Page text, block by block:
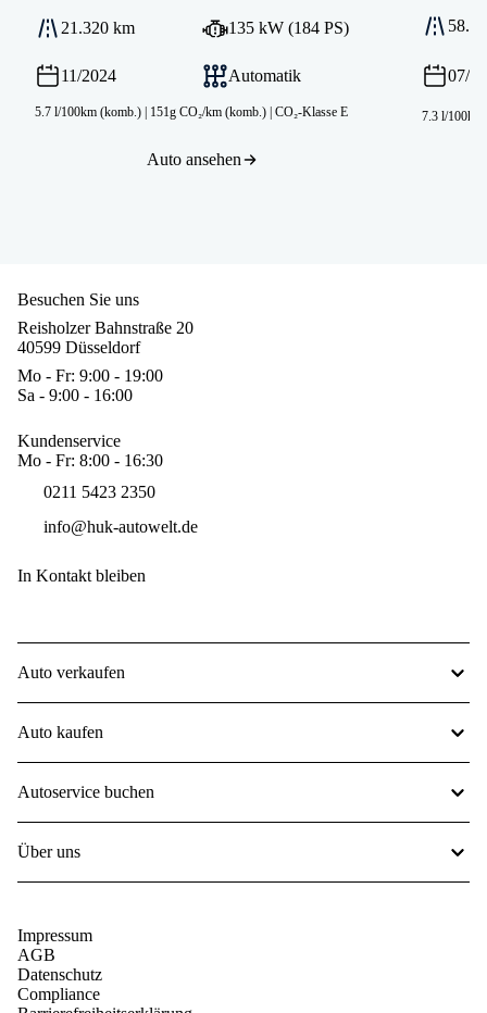
21.320 km 135 kW (184 PS)
11/2024 Automatik
5.7 l/100km (komb.) | 151g CO₂/km (komb.) | CO₂-Klasse E
Auto ansehen
07/
7.3 l/
Besuchen Sie uns
Reisholzer Bahnstraße 20
40599 Düsseldorf
Mo - Fr: 9:00 - 19:00
Sa - 9:00 - 16:00
Kundenservice
Mo - Fr: 8:00 - 16:30
0211 5423 2350
info@huk-autowelt.de
In Kontakt bleiben
Auto verkaufen
Auto kaufen
Autoservice buchen
Über uns
Impressum
AGB
Datenschutz
Compliance